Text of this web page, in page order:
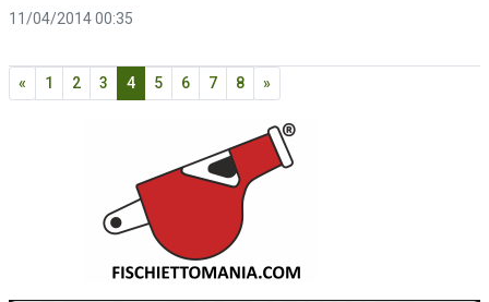
11/04/2014 00:35
« 1 2 3 4 5 6 7 8 »